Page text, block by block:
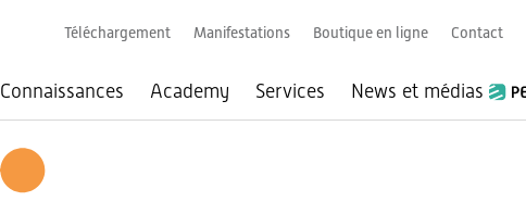
Connaissances Academy Services News et médias
Téléchargement Manifestations Boutique en ligne Contact